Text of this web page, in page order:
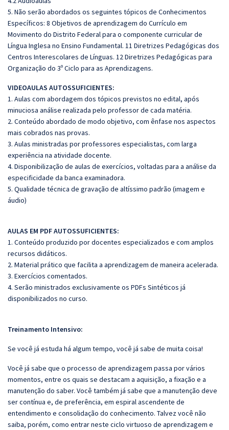
5. Não serão abordados os seguintes tópicos de Conhecimentos
Específicos: 8 Objetivos de aprendizagem do Currículo em
Movimento do Distrito Federal para o componente curricular de
Língua Inglesa no Ensino Fundamental. 11 Diretrizes Pedagógicas dos
Centros Interescolares de Línguas. 12 Diretrizes Pedagógicas para
Organização do 3º Ciclo para as Aprendizagens.
VIDEOAULAS AUTOSSUFICIENTES:
1. Aulas com abordagem dos tópicos previstos no edital, após
minuciosa análise realizada pelo professor de cada matéria.
2. Conteúdo abordado de modo objetivo, com ênfase nos aspectos
mais cobrados nas provas.
3. Aulas ministradas por professores especialistas, com larga
experiência na atividade docente.
4. Disponibilização de aulas de exercícios, voltadas para a análise da
especificidade da banca examinadora.
5. Qualidade técnica de gravação de altíssimo padrão (imagem e
áudio)
AULAS EM PDF AUTOSSUFICIENTES:
1. Conteúdo produzido por docentes especializados e com amplos
recursos didáticos.
2. Material prático que facilita a aprendizagem de maneira acelerada.
3. Exercícios comentados.
4. Serão ministrados exclusivamente os PDFs Sintéticos já
disponibilizados no curso.
Treinamento Intensivo:
Se você já estuda há algum tempo, você já sabe de muita coisa!
Você já sabe que o processo de aprendizagem passa por vários
momentos, entre os quais se destacam a aquisição, a fixação e a
manutenção do saber. Você também já sabe que a manutenção deve
ser contínua e, de preferência, em espiral ascendente de
entendimento e consolidação do conhecimento. Talvez você não
saiba, porém, como entrar neste ciclo virtuoso de aprendizagem e